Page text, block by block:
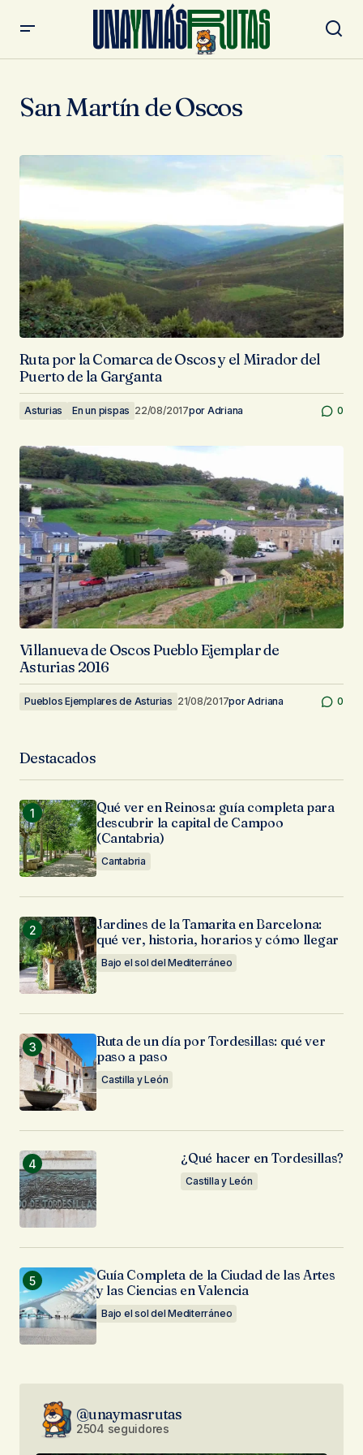
San Martín de Oscos
Ruta por la Comarca de Oscos y el Mirador del
Puerto de la Garganta
Asturias En un pispas 22/08/2017por Adriana 0
Villanueva de Oscos Pueblo Ejemplar de
Asturias 2016
Pueblos Ejemplares de Asturias 21/08/2017porAdriana 0
Destacados
Qué ver en Reinosa: guía completa para
descubrir la capital de Campoo
(Cantabria)
Cantabria
Jardines de la Tamarita en Barcelona:
qué ver, historia, horarios y cómo llegar
Bajo el sol del Mediterráneo
Ruta de un día por Tordesillas: qué ver
paso a paso
Castilla y León
¿Qué hacer en Tordesillas?
Castilla y León
Guía Completa de la Ciudad de las Artes
y las Ciencias en Valencia
Bajo el sol del Mediterráneo
@unaymasrutas
2504 seguidores